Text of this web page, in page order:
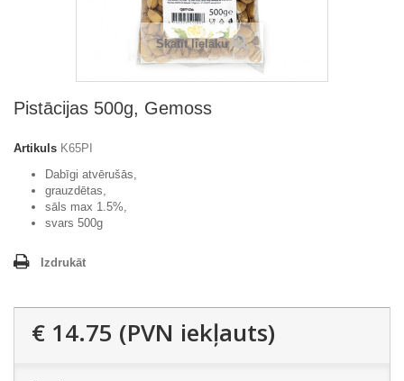
Skatīt lielāku
Pistācijas 500g, Gemoss
Artikuls K65PI
Dabīgi atvērušās,
grauzdētas,
sāls max 1.5%,
svars 500g
Izdrukāt
€ 14.75 (PVN iekļauts)